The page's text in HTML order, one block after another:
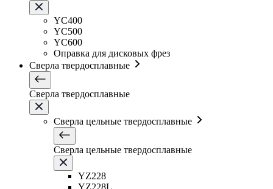
YC400
YC500
YC600
Оправка для дисковых фрез
Сверла твердосплавные
Сверла твердосплавные
Сверла цельные твердосплавные
Сверла цельные твердосплавные
YZ228
YZ228L